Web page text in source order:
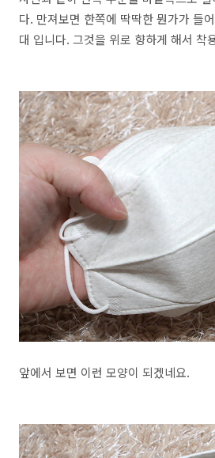
다. 만져보면 한쪽에 딱딱한 뭔가가 들
대 입니다. 그것을 위로 향하게 해서 착
앞에서 보면 이런 모양이 되겠네요.